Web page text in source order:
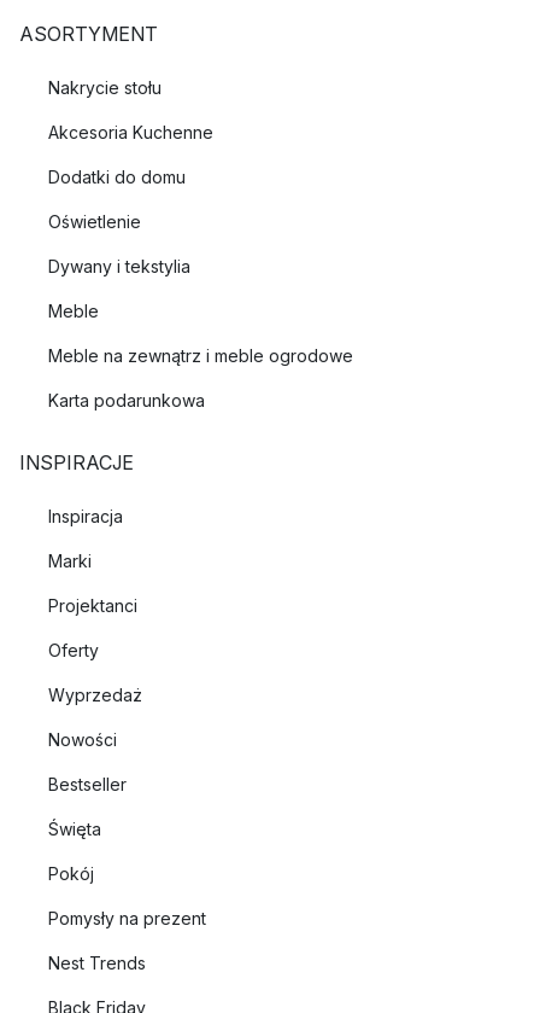
ASORTYMENT
Nakrycie stołu
Akcesoria Kuchenne
Dodatki do domu
Oświetlenie
Dywany i tekstylia
Meble
Meble na zewnątrz i meble ogrodowe
Karta podarunkowa
INSPIRACJE
Inspiracja
Marki
Projektanci
Oferty
Wyprzedaż
Nowości
Bestseller
Święta
Pokój
Pomysły na prezent
Nest Trends
Black Friday